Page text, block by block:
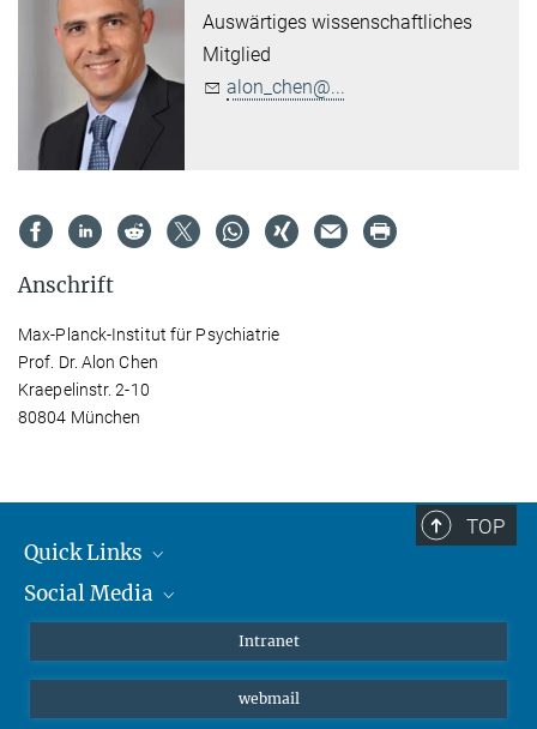
Auswärtiges wissenschaftliches
Mitglied
alon_chen@...
Anschrift
Max-Planck-Institut für Psychiatrie
Prof. Dr. Alon Chen
Kraepelinstr. 2-10
80804 München
TOP
Quick Links
Student*innen/Wissenschaftler*innen
Social Media
Bluesky
Intranet
webmail